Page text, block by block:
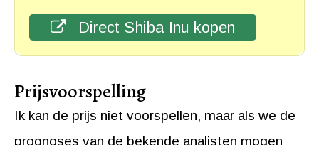
Direct Shiba Inu kopen
Prijsvoorspelling
Ik kan de prijs niet voorspellen, maar als we de
prognoses van de bekende analisten mogen